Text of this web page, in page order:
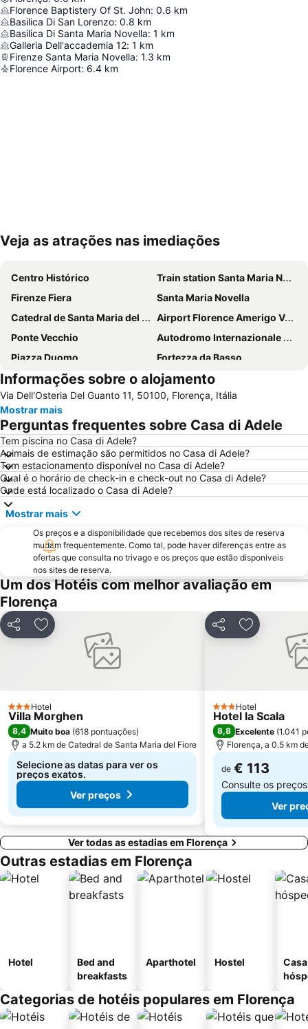
Florence Baptistery Of St. John: 0.6 km
Basilica Di San Lorenzo: 0.8 km
Basilica Di Santa Maria Novella: 1 km
Galleria Dell'accademia 12: 1 km
Firenze Santa Maria Novella: 1.3 km
Florence Airport: 6.4 km
Ampliar mapa
Veja as atrações nas imediações
Centro Histórico
Train station Santa Maria Novella
Firenze Fiera
Santa Maria Novella
Catedral de Santa Maria del Fiore
Airport Florence Amerigo Vespucci
Ponte Vecchio
Autodromo Internazionale del Mugello
Piazza Duomo
Fortezza da Basso
Centro Histórico
Santa Cruz
Brunelleschi
Mercato Centrale
Panzano in Chianti
Oltrarno
Via del Corso
Chiesa dei Santi Michele e Gaetano
Firenze Expo Congress SPA
Galleria degli Uffizi
Praça da Senhoria
Piazza della Repubblica
Basilica of St Lawrence
Peretola
Isolotto
Centro Storico
Siena Railway Station
Palácio Antigo
Via dei Calzaiuoli
Via Roma
Palazzo Antinori
Palazzo Medici-Ricardi
San Lorenzo Market
Novoli
Stazione di Prato Centrale
Le Cantine di Greve in Chianti
Castel San Gimignano
Museo Nazionale del Bargello
Officina Profumo Farmaceutica di Santa Maria Novella
Coverciano
La Certosa di Firenze
Castello
Piazza del Comune
Informações sobre o alojamento
Via Dell'Osteria Del Guanto 11, 50100, Florença, Itália
Mostrar mais
Perguntas frequentes sobre Casa di Adele
Tem piscina no Casa di Adele?
Animais de estimação são permitidos no Casa di Adele?
Tem estacionamento disponível no Casa di Adele?
Qual é o horário de check-in e check-out no Casa di Adele?
Onde está localizado o Casa di Adele?
Mostrar mais
Os preços e a disponibilidade que recebemos dos sites de reserva
mudam frequentemente. Como tal, pode haver diferenças entre as
ofertas que consulta no trivago e os preços que estão disponíveis
nos sites de reserva.
Um dos Hotéis com melhor avaliação em
Florença
PartilharAdicionar aos favoritos
3 Estrelas
Hotel
Villa Morghen
8,4 Muito boa (618 pontuações)
a 5.2 km de Catedral de Santa Maria del Fiore
Selecione as datas para ver os
preços exatos.
Ver preços
PartilharAdicionar
3 Estrelas
Hotel
Hotel la Scala
8,8 Excelente (1.041
Florença, a 0.5 km
de € 113
Consulte os
Ver
Ver todas as estadias em Florença
Outras estadias em Florença
Hotel
Bed and
breakfasts
Aparthotel Hostel
Categorias de hotéis populares em Florença